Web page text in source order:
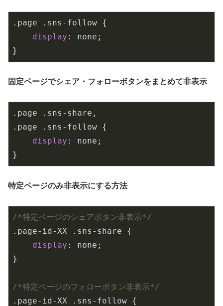
.page .sns-follow {
display : none;
}
固定ページでシェア・フォローボタンをまとめて非表示
.page .sns-share
.page
.sns-follow {
display : none;
}
特定ページのみ非表示にする方法
/*特定ページのシェアボタン非表示*/
.page-id-XX
.sns-share {
display : none;
}
/*特定ページのフォローボタン非表示*/
.page-id-XX
.sns-follow {